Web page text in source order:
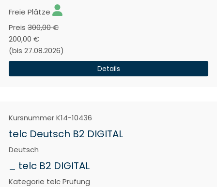
Freie Plätze
Preis 300,00 €
200,00 €
(bis 27.08.2026)
Details
KursnummerK14-10436
telc Deutsch B2 DIGITAL
Deutsch
_ telc B2 DIGITAL
Kategorie telc Prüfung